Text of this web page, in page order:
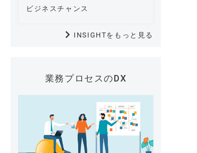
ビジネスチャンス
INSIGHTをもっと見る
業務プロセスのDX